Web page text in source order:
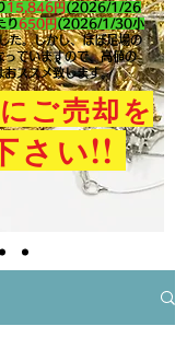
15,846円 (2026/1/26
り650円 (2026/1/30小
た。​しかし、ほぼ足場の
ていますので、高値の
おススメ致します。
ご売却を
さい!!